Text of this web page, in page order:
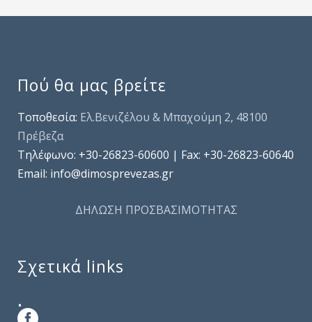
Πού θα μας βρείτε
Τοποθεσία: Ελ.Βενιζέλου & Μπαχούμη 2, 48100
Πρέβεζα
Τηλέφωνo: +30-26823-60600 | Fax: +30-26823-60640
Email: info@dimosprevezas.gr
ΔΗΛΩΣΗ ΠΡΟΣΒΑΣΙΜΟΤΗΤΑΣ
Σχετικά links
.